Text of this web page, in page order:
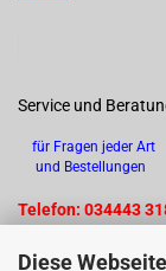
Diese
Service und
für Fragen jeder Art
und Bestellungen
Telefon: 034443